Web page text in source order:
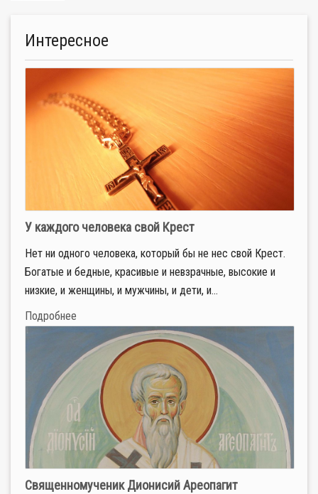
Интересное
У каждого человека свой Крест
Нет ни одного человека, который бы не нес свой Крест.
Богатые и бедные, красивые и невзрачные, высокие и
низкие, и женщины, и мужчины, и дети, и...
Подробнее
Священномученик Дионисий Ареопагит